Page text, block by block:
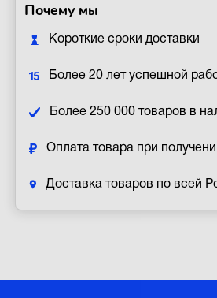
Почему мы
Короткие сроки доставки
Более 20 лет успешной
Более 250 000 товаров в
Оплата товара при
Доставка товаров по всей